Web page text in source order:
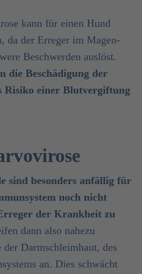
kann für einen Hund
da der Erreger im Magen-
Beschwerden auslöst.
die Beschädigung der
Risiko einer Blutvergiftung
sind besonders anfällig für
noch nicht
der Krankheit zu
dann also nahezu
Darmschleimhaut, des
an. Dies schwächt